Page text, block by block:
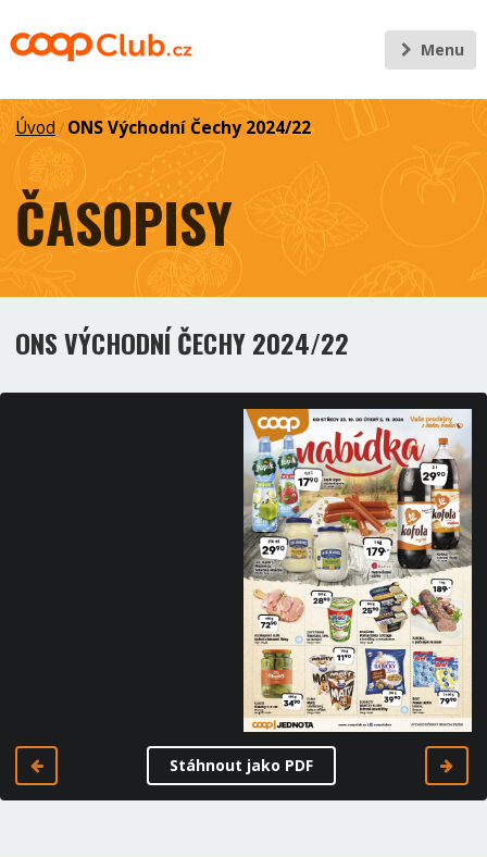
Menu
Úvod / ONS Východní Čechy 2024/22
ČASOPISY
ONS VÝCHODNÍ ČECHY 2024/22
Stáhnout jako PDF